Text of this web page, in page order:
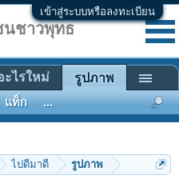
เข้าสู่ระบบหรือลงทะเบียน
ไปดีมาดี รูปภาพ
ชาวพุทธ
ะไรใหม่ รูปภาพ
แท็ก ...